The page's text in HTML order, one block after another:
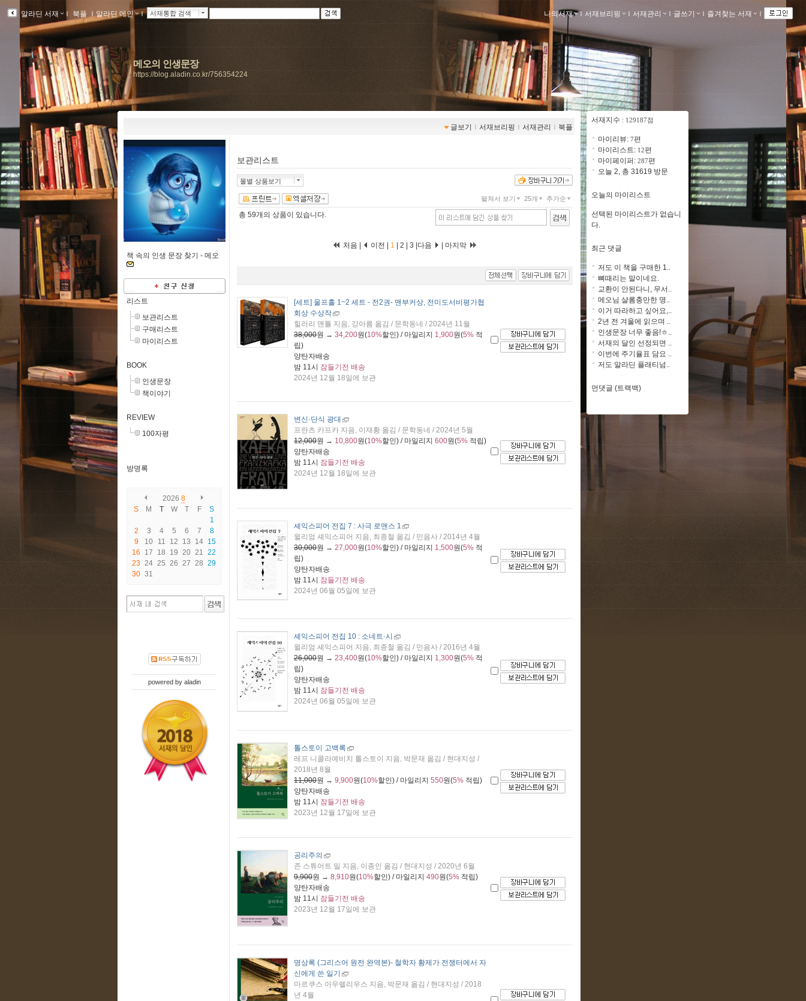
알라딘 서재 ｌ 북플 ｌ알라딘 메인 ｌ 서재통합 검색 나의서재 ｌ 서재브리핑 ｌ 서재관리 ｌ 글쓰기 ｌ 즐겨찾는 서재 ｌ
메오의 인생문장
https://blog.aladin.co.kr/756354224
글보기 ｌ 서재브리핑 ｌ 서재관리 ｌ 북플
책 속의 인생 문장 찾기 - 메오
리스트
보관리스트
구매리스트
마이리스트
BOOK
인생문장
책이야기
REVIEW
100자평
방명록
2026 8
S
M T W T F
S
1
2
3 4 5 6 7
8
9
10 11 12 13 14 15
16
17 18 19 20 21 22
23 24 25 26 27 28 29
30 31
powered by aladin
보관리스트
몰별 상품보기
추가순
25개
펼쳐서 보기
총 59개 의 상품이 있습니다.
처음 | 이전 | 1 2 3 다음 마지막
[세트] 울프홀 1~2 세트 - 전2권- 맨부커상, 전미도서비평가협
회상 수상작
힐러리 맨틀 지음, 강아름 옮김 / 문학동네 / 2024년 11월
38,000원 → 34,200원(10%할인) / 마일리지 1,900원(5% 적
립)
양탄자배송
밤 11시 잠들기전 배송
2024년 12월 18일에 보관
변신·단식 광대
프란츠 카프카 지음, 이재황 옮김 / 문학동네 / 2024년 5월
12,000원 → 10,800원(10%할인) / 마일리지 600원(5% 적립)
양탄자배송
밤 11시 잠들기전 배송
2024년 12월 18일에 보관
셰익스피어 전집 7 : 사극 로맨스 1
윌리엄 셰익스피어 지음, 최종철 옮김 / 민음사 / 2014년 4월
30,000원 → 27,000원(10%할인) / 마일리지 1,500원(5% 적
립)
양탄자배송
밤 11시 잠들기전 배송
2024년 06월 05일에 보관
셰익스피어 전집 10 : 소네트·시
윌리엄 셰익스피어 지음, 최종철 옮김 / 민음사 / 2016년 4월
26,000원 → 23,400원(10%할인) / 마일리지 1,300원(5% 적
립)
양탄자배송
밤 11시 잠들기전 배송
2024년 06월 05일에 보관
톨스토이 고백록
레프 니콜라예비치 톨스토이 지음, 박문재 옮김 / 현대지성 /
2018년 8월
11,000원 → 9,900원(10%할인) / 마일리지 550원(5% 적립)
양탄자배송
밤 11시 잠들기전 배송
2023년 12월 17일에 보관
공리주의
존 스튜어트 밀 지음, 이종인 옮김 / 현대지성 / 2020년 6월
9,900원 → 8,910원(10%할인) / 마일리지 490원(5% 적립)
양탄자배송
밤 11시 잠들기전 배송
2023년 12월 17일에 보관
명상록 (그리스어 원전 완역본)- 철학자 황제가 전쟁터에서 자
신에게 쓴 일기
마르쿠스 아우렐리우스 지음, 박문재 옮김 / 현대지성 / 2018
년 4월
서재지수 : 129187점
마이리뷰: 7편
마이리스트: 12편
마이페이퍼: 287편
오늘 2, 총 31619 방문
오늘의 마이리스트
선택된 마이리스트가 없습니
다.
최근 댓글
저도 이 책을 구매한 1..
뼈때리는 말이네요.
교환이 안된다니, 무서..
메오님 샬롬충만한 명..
이거 따라하고 싶어요,..
2년 전 겨울에 읽으며 ..
인생문장 너무 좋음!ㅎ..
서재의 달인 선정되면 ..
이번에 주기율표 담요 ..
저도 알라딘 플래티넘..
먼댓글 (트랙백)